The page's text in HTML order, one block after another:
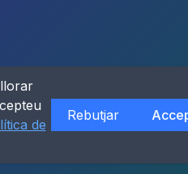
de
Rebutjar